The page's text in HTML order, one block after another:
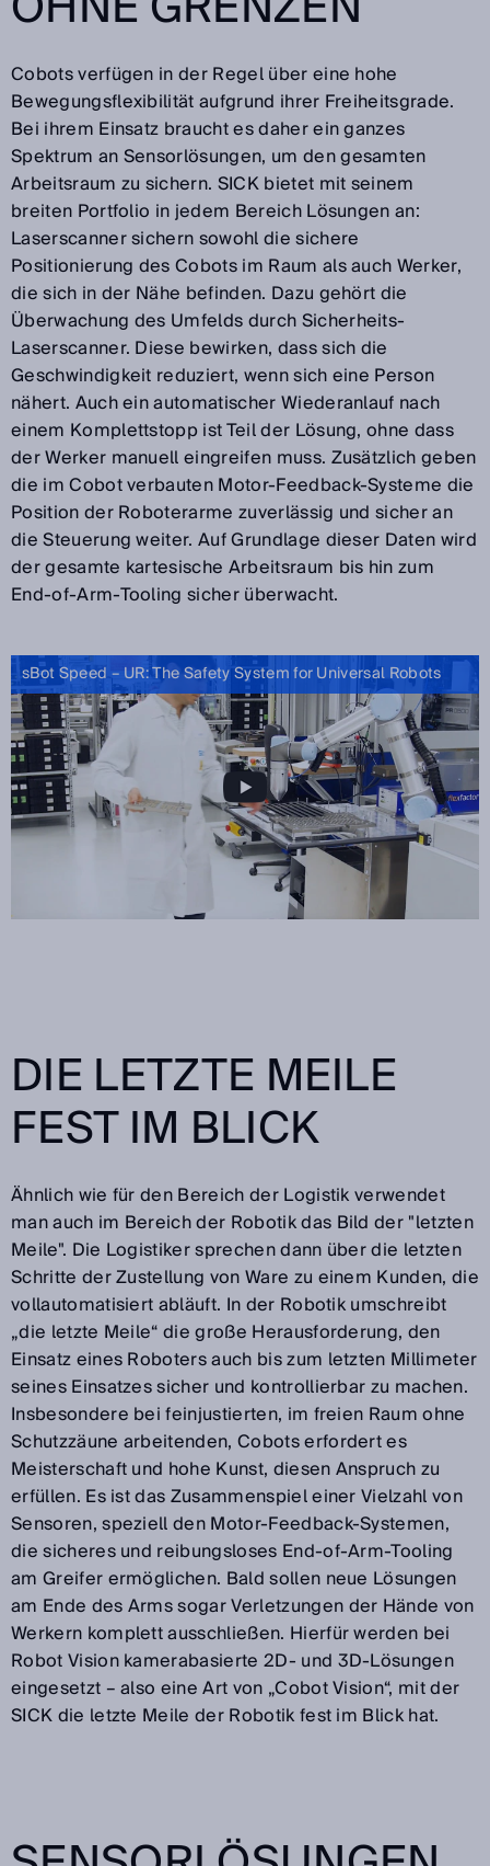
Cobots verfügen in der Regel über eine hohe
Bewegungsflexibilität aufgrund ihrer Freiheitsgrade.
Bei ihrem Einsatz braucht es daher ein ganzes
Spektrum an Sensorlösungen, um den gesamten
Arbeitsraum zu sichern. SICK bietet mit seinem
breiten Portfolio in jedem Bereich Lösungen an:
Laserscanner sichern sowohl die sichere
Positionierung des Cobots im Raum als auch Werker,
die sich in der Nähe befinden. Dazu gehört die
Überwachung des Umfelds durch Sicherheits-
Laserscanner. Diese bewirken, dass sich die
Geschwindigkeit reduziert, wenn sich eine Person
nähert. Auch ein automatischer Wiederanlauf nach
einem Komplettstopp ist Teil der Lösung, ohne dass
der Werker manuell eingreifen muss. Zusätzlich geben
die im Cobot verbauten Motor-Feedback-Systeme die
Position der Roboterarme zuverlässig und sicher an
die Steuerung weiter. Auf Grundlage dieser Daten wird
der gesamte kartesische Arbeitsraum bis hin zum
End-of-Arm-Tooling sicher überwacht.
sBot Speed – UR: The Safety System for Universal Robots
DIE LETZTE MEILE
FEST IM BLICK
Ähnlich wie für den Bereich der Logistik verwendet
man auch im Bereich der Robotik das Bild der "letzten
Meile". Die Logistiker sprechen dann über die letzten
Schritte der Zustellung von Ware zu einem Kunden, die
vollautomatisiert abläuft. In der Robotik umschreibt
„die letzte Meile“ die große Herausforderung, den
Einsatz eines Roboters auch bis zum letzten Millimeter
seines Einsatzes sicher und kontrollierbar zu machen.
Insbesondere bei feinjustierten, im freien Raum ohne
Schutzzäune arbeitenden, Cobots erfordert es
Meisterschaft und hohe Kunst, diesen Anspruch zu
erfüllen. Es ist das Zusammenspiel einer Vielzahl von
Sensoren, speziell den Motor-Feedback-Systemen,
die sicheres und reibungsloses End-of-Arm-Tooling
am Greifer ermöglichen. Bald sollen neue Lösungen
am Ende des Arms sogar Verletzungen der Hände von
Werkern komplett ausschließen. Hierfür werden bei
Robot Vision kamerabasierte 2D- und 3D-Lösungen
eingesetzt – also eine Art von „Cobot Vision“, mit der
SICK die letzte Meile der Robotik fest im Blick hat.